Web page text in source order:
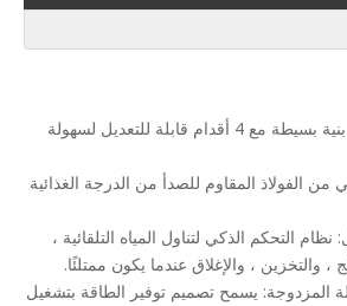
2. إنتاج الجليد المستمر: بنية بسيطة مع 4 أقدام قابلة للتعديل لسهولة
من الفولاذ المقاوم للصدأ من الدرجة الغذائية
نظام التحكم الذكي لتناول المياه التلقائية ،
، والتخزين ، والإغلاق عندما يكون ممتلئًا.
المزدوجة: يسمح تصميم توفير الطاقة بتشغيل